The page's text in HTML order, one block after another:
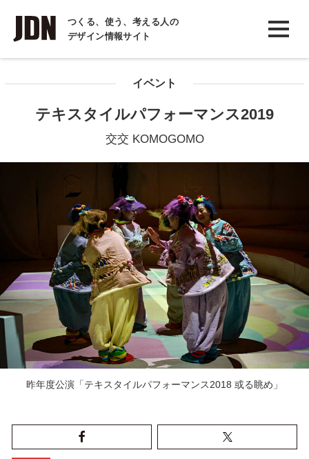
つくる、使う、考える人の
デザイン情報サイト
INTERVIEW
インタビュー
COLUMN
イベント
テキスタイルパフォーマンス2019
交交 KOMOGOMO
昨年度公演「テキスタイルパフォーマンス2018 或る眺め」